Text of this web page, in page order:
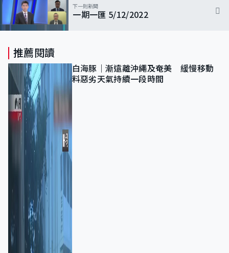
下一則新聞
一期一匯 5/12/2022
推薦閱讀
白海豚｜漸遠離沖繩及奄美 緩慢移動
料惡劣天氣持續一段時間